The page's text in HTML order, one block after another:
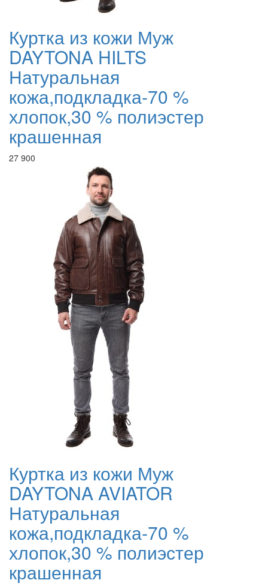
Куртка из кожи Муж
DAYTONA HILTS
Натуральная
кожа,подкладка-70 %
хлопок,30 % полиэстер
крашенная
27 900
Куртка из кожи Муж
DAYTONA AVIATOR
Натуральная
кожа,подкладка-70 %
хлопок,30 % полиэстер
крашенная